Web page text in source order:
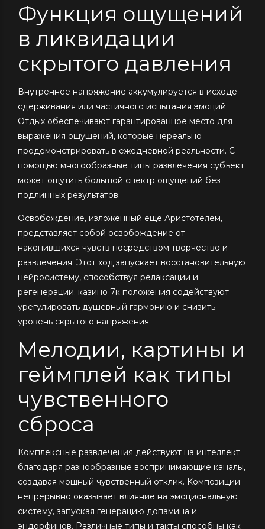
Функция ощущений
в ликвидации
скрытого давления
Внутреннее напряжение аккумулируется в исходе
сдерживания или частичного испытания эмоций.
Отдых обеспечивают гарантированное место для
выражения ощущений, которые нереально
продемонстрировать в ежедневной реальности. С
помощью многообразные типы развлечения субъект
может ощутить большой спектр ощущений без
подлинных результатов.
Освобождение, изложенный еще Аристотелем,
представляет собой освобождение от
накопившихся чувств посредством творчество и
развлечения. Этот ход запускает восстановительную
нейросистему, способствуя релаксации и
регенерации. казино 7к положения содействуют
урегулировать душевный гармонию и снизить
уровень скрытого напряжения.
Мелодии, картины и
геймплей как типы
чувственного
сброса
Комплексные развлечения действуют на интеллект
благодаря разнообразные воспринимающие каналы,
создавая мощный чувственный отклик. Композиции
непрерывно оказывает влияние на эмоциональную
систему, запуская генерацию допамина и
эндорфинов. Различные типы и такты способны как